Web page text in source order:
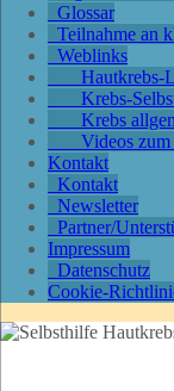
Glossar
Teilnahme an
Weblinks
Hautkrebs-
Krebs-
Krebs
Videos
Kontakt
Kontakt
Newsletter
Partner/
Impressum
Datenschutz
Cookie-